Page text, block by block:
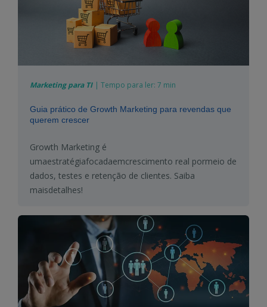
Marketing para TI | Tempo para ler: 7 min
Guia prático de Growth Marketing para revendas que
querem crescer
Growth Marketing é
umaestratégiafocadaemcrescimento real pormeio de
dados, testes e retenção de clientes. Saiba
maisdetalhes!